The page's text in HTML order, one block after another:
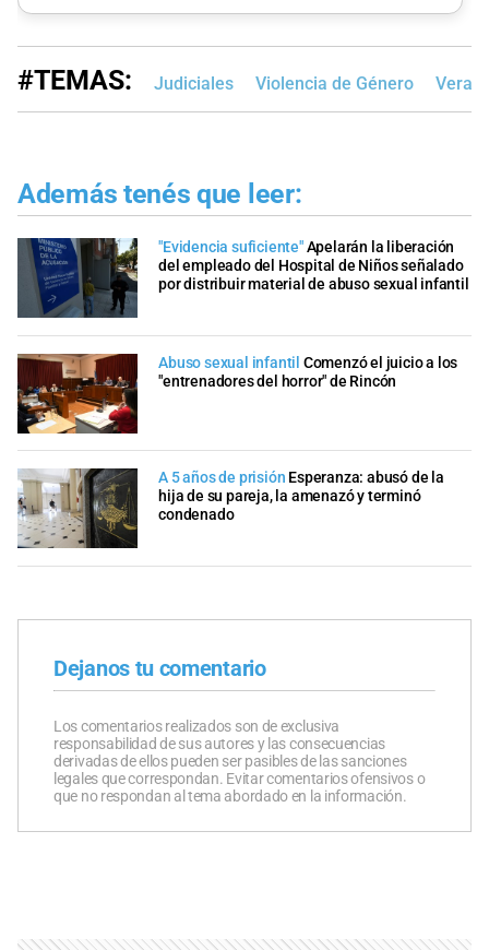
#TEMAS: Judiciales Violencia de Género Vera
Además tenés que leer:
"Evidencia suficiente"Apelarán la liberación
del empleado del Hospital de Niños señalado
por distribuir material de abuso sexual infantil
Abuso sexual infantil Comenzó el juicio a los
"entrenadores del horror" de Rincón
A 5 años de prisión Esperanza: abusó de la
hija de su pareja, la amenazó y terminó
condenado
Dejanos tu comentario
Los comentarios realizados son de exclusiva
responsabilidad de sus autores y las consecuencias
derivadas de ellos pueden ser pasibles de las sanciones
legales que correspondan. Evitar comentarios ofensivos o
que no respondan al tema abordado en la información.